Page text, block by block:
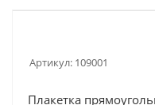
Артикул: 109001
Плакетка